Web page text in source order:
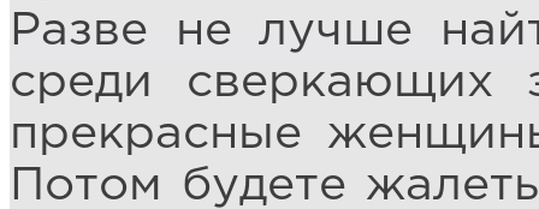
Разве не лучше
среди сверкающих
прекрасные
Потом будете